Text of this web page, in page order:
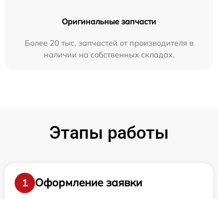
Оригинальные запчасти
Более 20 тыс. запчастей от производителя в
наличии на собственных складах.
Этапы работы
1
Оформление заявки